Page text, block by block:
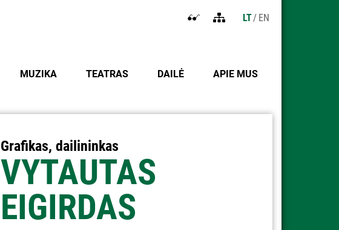
AtidarytiTinklapio
LT EN
MUZIKA TEATRAS DAILĖ APIE MUS
Grafikas, dailininkas
VYTAUTAS
EIGIRDAS